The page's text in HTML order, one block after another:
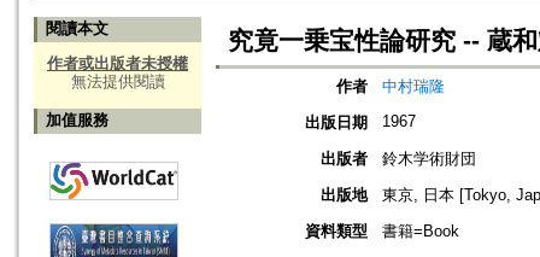
閱讀本文
作者或出版者未授權
無法提供閱讀
加值服務
究竟一乗宝性論研究 -- 蔵
作者
中村瑞隆
出版日期
1967
出版者
鈴木学術財団
出版地
東京, 日本 [Tokyo,
資料類型
書籍=Book